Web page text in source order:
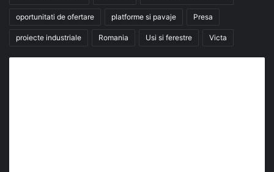
oportunitati de ofertare platforme si pavaje Presa
proiecte industriale Romania Usi si ferestre Victa